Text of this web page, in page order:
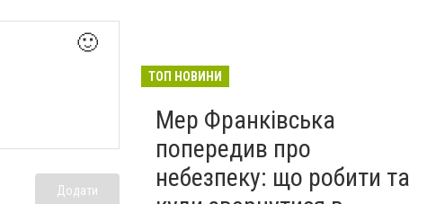
🙂
Додати
ТОП НОВИНИ
Мер Франківська
попередив про
небезпеку: що робити та